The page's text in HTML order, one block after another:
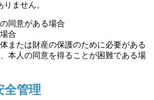
ません。
同意がある場合
合
または財産の保護のために必要がある
本人の同意を得ることが困難である場
全管理